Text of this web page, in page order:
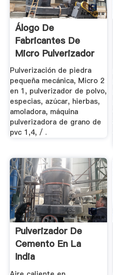
Álogo De
Fabricantes De
Micro Pulverizador
Molino De ...
Pulverización de piedra
pequeña mecánica, Micro 2
en 1, pulverizador de polvo,
especias, azúcar, hierbas,
amoladora, máquina
pulverizadora de grano de
pvc 1,4, / .
Pulverizador De
Cemento En La
India